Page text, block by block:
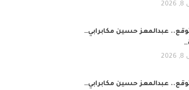
عبدالمعز حسين مكابرابي…
عبدالمعز حسين مكابرابي…